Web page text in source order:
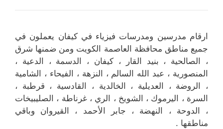
ارقام مدرسين ومدرسات فيزياء في كيفان يعملون في
جميع مناطق محافظة العاصمة الكويت ومن ضمنها شرق
، الصالحية ، بنيد القار ، كيفان ، الدسمة ، الدعية ،
المنصورية ، عبد الله السالم ، النزهة ، الفيحاء ، الشامية
، الروضة ، العديلية ، الخالدية ، القادسية ، قرطبة ،
السرة ، اليرموك ، الشويخ ، الري ، غرناطة ، الصليبيخات
، الدوحة ، النهضة ، جابر الأحمد ، القيروان وباقي
مناطقها .